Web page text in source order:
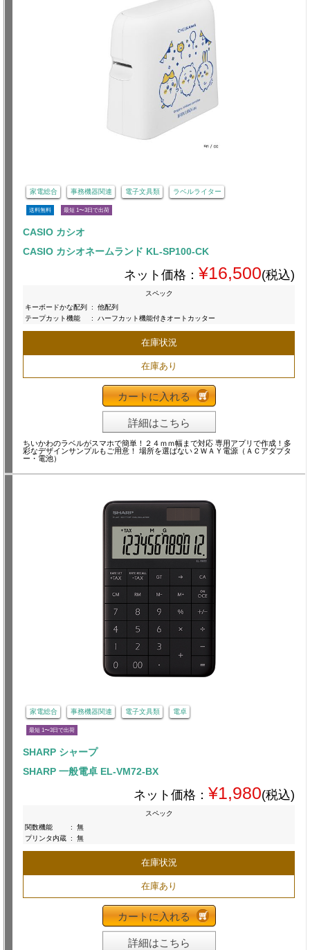
家電総合 事務機器関連 電子文具類 ラベルライター
送料無料 最短 1〜3日で出荷
CASIO カシオ
CASIO カシオネームランド KL-SP100-CK
ネット価格： ¥16,500(税込)
スペック
キーボードかな配列
:
他配列
テープカット機能
: ハーフカット機能付きオートカッター
在庫状況
在庫あり
カートに入れる
詳細はこちら
ちいかわのラベルがスマホで簡単！２４ｍｍ幅まで対応 専用アプリで作成！多
彩なデザインサンプルもご用意！ 場所を選ばない２ＷＡＹ電源（ＡＣアダプタ
ー・電池）
家電総合 事務機器関連 電子文具類 電卓
最短 1〜3日で出荷
SHARP シャープ
SHARP 一般電卓 EL-VM72-BX
ネット価格： ¥1,980(税込)
スペック
関数機能
:
無
プリンタ内蔵 : 無
在庫状況
在庫あり
カートに入れる
詳細はこちら